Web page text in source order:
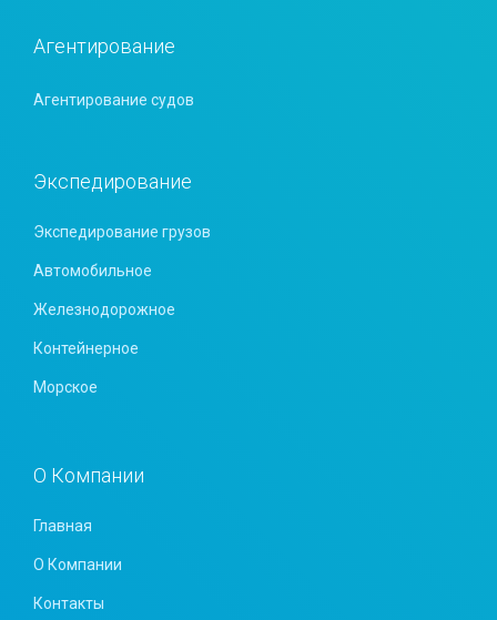
Агентирование
Агентирование судов
Экспедирование
Экспедирование грузов
Автомобильное
Железнодорожное
Контейнерное
Морское
О Компании
Главная
О Компании
Контакты